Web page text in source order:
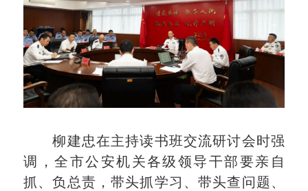
柳建忠在主持读书班交流研讨会时强
调，全市公安机关各级领导干部要亲自
抓、负总责，带头抓学习、带头查问题、